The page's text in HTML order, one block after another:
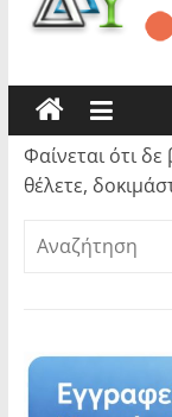
Φαίνεται ότι
θέλετε,